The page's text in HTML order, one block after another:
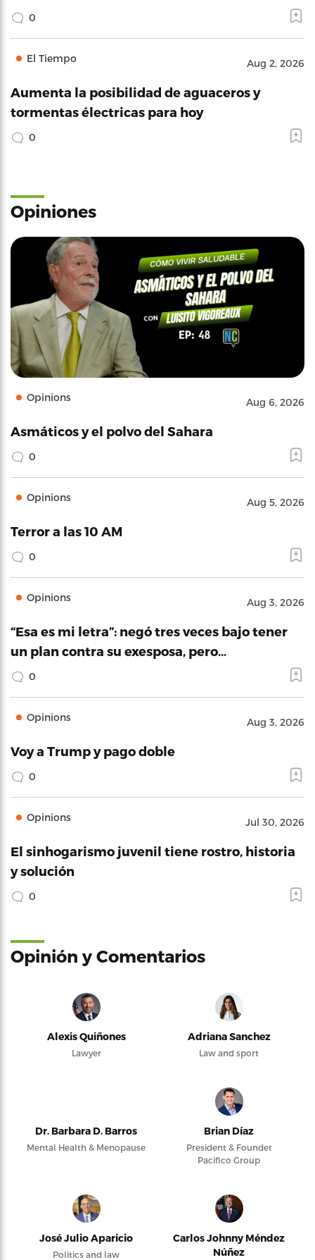
0
El Tiempo Aug 2, 2026
Aumenta la posibilidad de aguaceros y
tormentas électricas para hoy
0
Opiniones
Opinions Aug 6, 2026
Asmáticos y el polvo del Sahara
0
Opinions Aug 5, 2026
Terror a las 10 AM
0
Opinions Aug 3, 2026
“Esa es mi letra”: negó tres veces bajo tener
un plan contra su exesposa, pero…
0
Opinions Aug 3, 2026
Voy a Trump y pago doble
0
Opinions Jul 30, 2026
El sinhogarismo juvenil tiene rostro, historia
y solución
0
Opinión y Comentarios
Alexis Quiñones
Lawyer
Adriana Sanchez
Law and sport
Dr. Barbara D. Barros
Mental Health & Menopause
Brian Díaz
President & Founder
Pacifico Group
José Julio Aparicio
Politics and law
Carlos Johnny Méndez
Núñez